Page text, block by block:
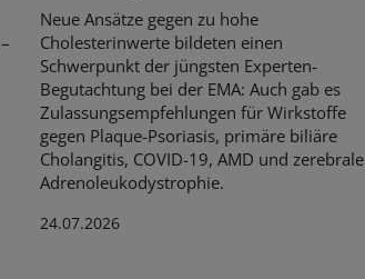
Neue Ansätze gegen zu hohe
Cholesterinwerte bildeten einen
Schwerpunkt der jüngsten Experten-
Begutachtung bei der EMA: Auch gab es
Zulassungsempfehlungen für Wirkstoffe
gegen Plaque-Psoriasis, primäre biliäre
Cholangitis, COVID-19, AMD und zerebrale
Adrenoleukodystrophie.
24.07.2026